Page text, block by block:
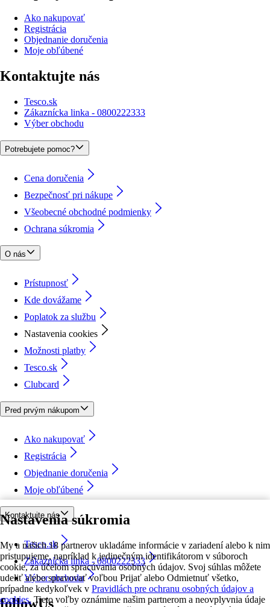
Nastavenia súkromia
My a našich 18 partnerov ukladáme informácie v zariadení alebo k nim
pristupujeme, napríklad k jedinečným identifikátorom v súboroch
cookie, za účelom spracúvania osobných údajov. Svoj súhlas môžete
udeliť alebo spravovať voľbou Prijať alebo Odmietnuť všetko,
prípadne kedykoľvek v Pravidlách pre ochranu osobných údajov a
cookies. Tieto voľby oznámime našim partnerom a neovplyvnia údaje
Ako nakupovať
Registrácia
Objednanie doručenia
Moje obľúbené
Kontaktujte nás
Tesco.sk
Zákaznícka linka - 0800222333
Výber obchodu
Potrebujete pomoc?
Cena doručenia
Bezpečnosť pri nákupe
Všeobecné obchodné podmienky
Ochrana súkromia
O nás
Prístupnosť
Kde dovážame
Poplatok za službu
Nastavenia cookies
Možnosti platby
Tesco.sk
Clubcard
Pred prvým nákupom
Ako nakupovať
Registrácia
Objednanie doručenia
Moje obľúbené
Kontaktujte nás
Tesco.sk
Zákaznícka linka - 0800222333
Výber obchodu
followUs